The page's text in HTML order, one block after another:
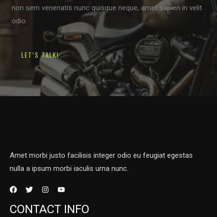
non sem venenatis nunc quisque neque, amet sapien in velit
odio.
LET’S TALK!
Amet morbi justo facilisis integer odio eu feugiat egestas
nulla a ipsum morbi iaculis urna nunc.
CONTACT INFO